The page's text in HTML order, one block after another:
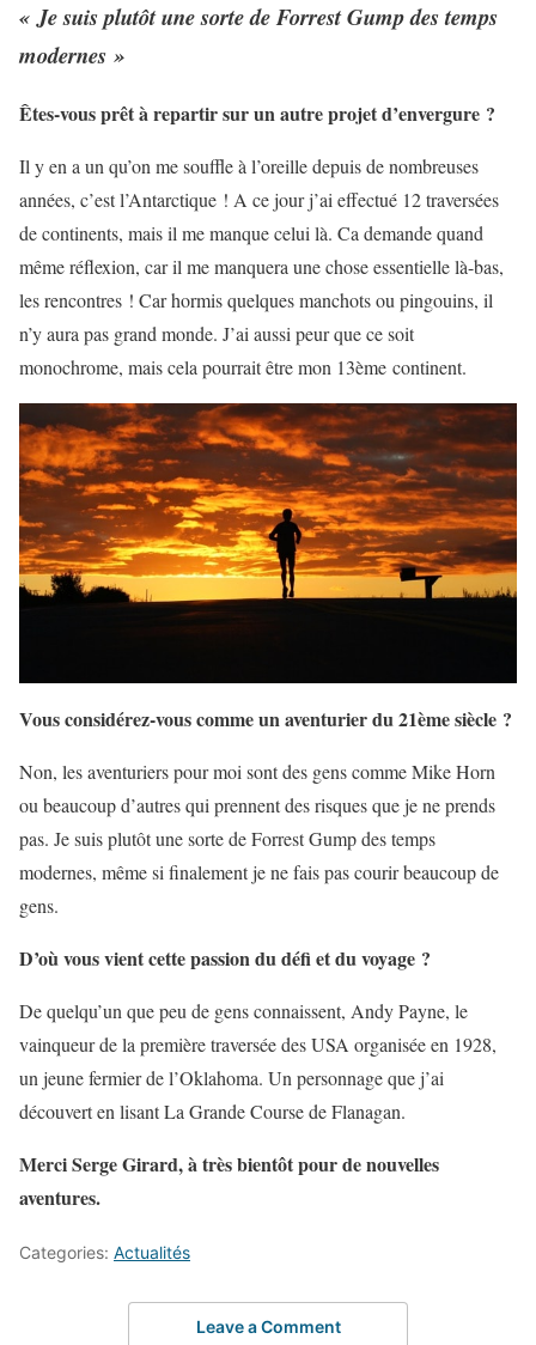
« Je suis plutôt une sorte de Forrest Gump des temps
modernes »
Êtes-vous prêt à repartir sur un autre projet d’envergure ?
Il y en a un qu’on me souffle à l’oreille depuis de nombreuses
années, c’est l’Antarctique ! A ce jour j’ai effectué 12 traversées
de continents, mais il me manque celui là. Ca demande quand
même réflexion, car il me manquera une chose essentielle là-bas,
les rencontres ! Car hormis quelques manchots ou pingouins, il
n’y aura pas grand monde. J’ai aussi peur que ce soit
monochrome, mais cela pourrait être mon 13ème continent.
Vous considérez-vous comme un aventurier du 21ème siècle ?
Non, les aventuriers pour moi sont des gens comme Mike Horn
ou beaucoup d’autres qui prennent des risques que je ne prends
pas. Je suis plutôt une sorte de Forrest Gump des temps
modernes, même si finalement je ne fais pas courir beaucoup de
gens.
D’où vous vient cette passion du défi et du voyage ?
De quelqu’un que peu de gens connaissent, Andy Payne, le
vainqueur de la première traversée des USA organisée en 1928,
un jeune fermier de l’Oklahoma. Un personnage que j’ai
découvert en lisant La Grande Course de Flanagan.
Merci Serge Girard, à très bientôt pour de nouvelles
aventures.
Categories: Actualités
Leave a Comment